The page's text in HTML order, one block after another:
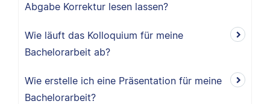
Abgabe Korrektur lesen lassen?
Wie läuft das Kolloquium für meine
Bachelorarbeit ab?
Wie erstelle ich eine Präsentation für meine
Bachelorarbeit?